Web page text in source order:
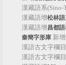
漢藏語系(Sino-
漢藏語增松林語
漢藏語增昌都語
秦簡字形庫新增
漢語古文字欄
漢語古文字欄